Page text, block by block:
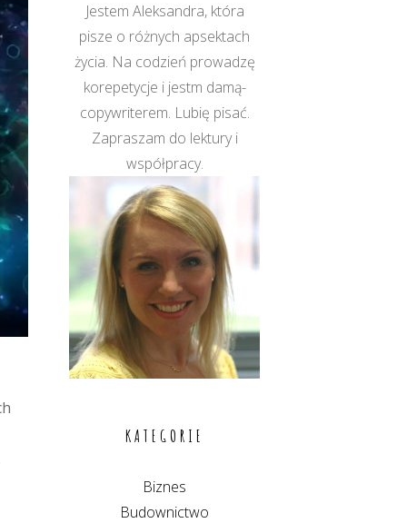
Jestem Aleksandra, która
pisze o różnych apsektach
życia. Na codzień prowadzę
korepetycje i jestm damą-
copywriterem. Lubię pisać.
Zapraszam do lektury i
współpracy.
KATEGORIE
Biznes
Budownictwo